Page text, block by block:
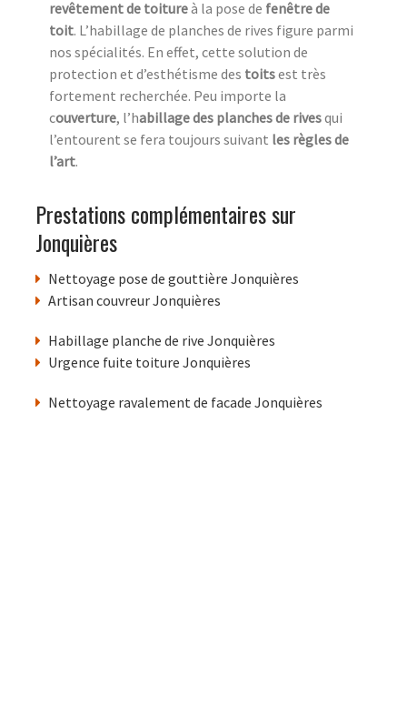
revêtement de toitureà la pose de fenêtre de
toit. L’habillage de planches de rives figure parmi
nos spécialités. En effet, cette solution de
protection et d’esthétisme des toitsest très
fortement recherchée. Peu importe la
couverture, l’habillage des planches de rivesqui
l’entourent se fera toujours suivant les règles de
l’art.
Prestations complémentaires sur
Jonquières
Nettoyage pose de gouttière Jonquières
Artisan couvreur Jonquières
Habillage planche de rive Jonquières
Urgence fuite toiture Jonquières
Nettoyage ravalement de facade Jonquières